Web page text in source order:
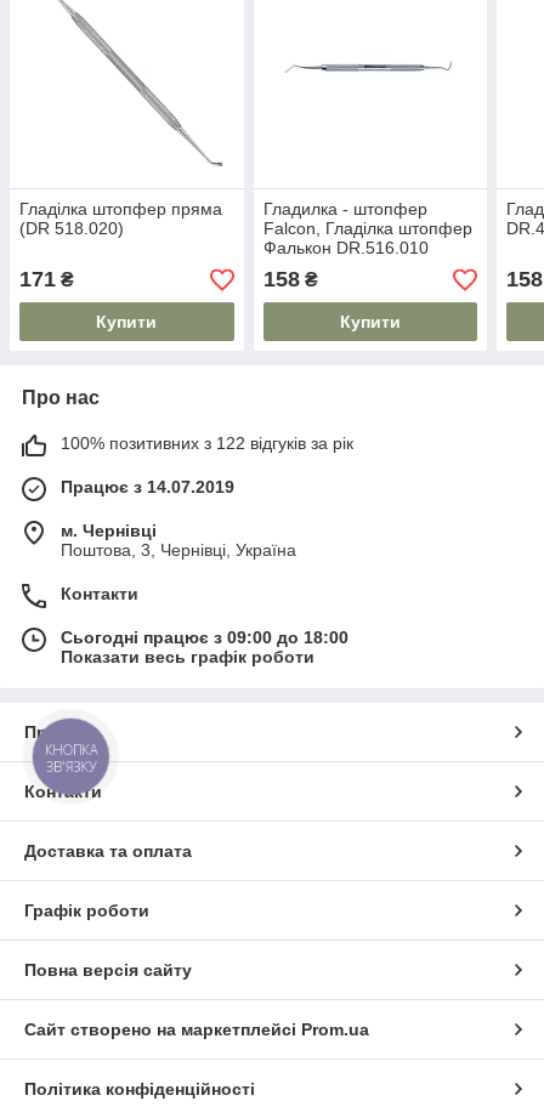
Гладілка штопфер пряма
(DR 518.020)
171 ₴
Купити
Гладилка - штопфер
Falcon, Гладілка штопфер
Фалькон DR.516.010
158₴
Купити
158
Про нас
100% позитивних з 122 відгуків за рік
Працює з 14.07.2019
м. Чернівці
Поштова, 3, Чернівці, Україна
Контакти
Сьогодні працює з 09:00 до 18:00
Показати весь графік роботи
Про нас
Контакти
Доставка та оплата
Графік роботи
Повна версія сайту
Сайт створено на маркетплейсі Prom.ua
Політика конфіденційності
КНОПКА
ЗВ'ЯЗКУ